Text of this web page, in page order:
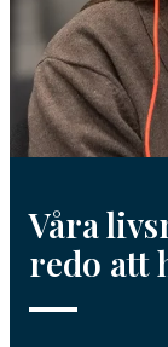
Våra
redo att